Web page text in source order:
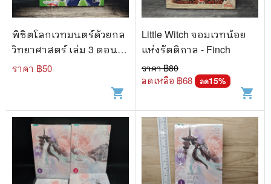
พิชิตโลกเวทมนตร์ด้วยกล
วิทยาศาสตร์ เล่ม 3 ตอน
อวสาน โลกเวทมนตร์
ราคา ฿50
shopping_cart
Little Witch จอมเวทน้อย
แห่งรัตติกาล - Finch
ราคา ฿80
ลดเหลือ ฿68 ลด15%
shopping_cart